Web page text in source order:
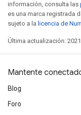
información, consulta las
es una marca registrada
sujeto a la licencia de
Última actualización:
Mantente
Blog
Foro